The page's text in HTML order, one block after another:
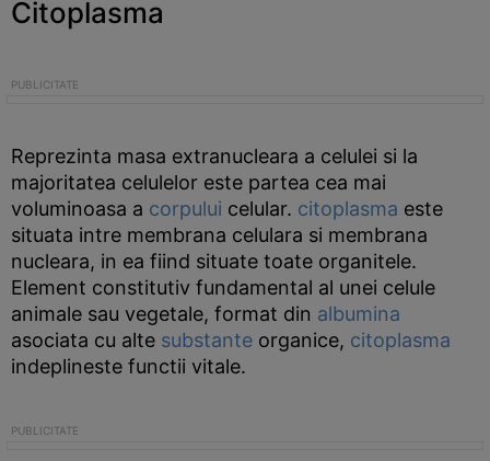
Citoplasma
Reprezinta masa extranucleara a celulei si la
majoritatea celulelor este partea cea mai
voluminoasa a corpului celular. citoplasma este
situata intre membrana celulara si membrana
nucleara, in ea fiind situate toate organitele.
Element constitutiv fundamental al unei celule
animale sau vegetale, format din albumina
asociata cu alte substante organice, citoplasma
indeplineste functii vitale.